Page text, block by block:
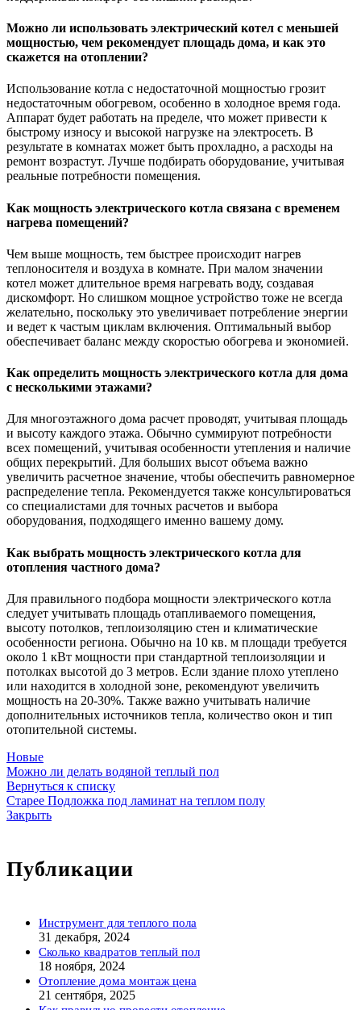
Можно ли использовать электрический котел с меньшей
мощностью, чем рекомендует площадь дома, и как это
скажется на отоплении?
Использование котла с недостаточной мощностью грозит
недостаточным обогревом, особенно в холодное время года.
Аппарат будет работать на пределе, что может привести к
быстрому износу и высокой нагрузке на электросеть. В
результате в комнатах может быть прохладно, а расходы на
ремонт возрастут. Лучше подбирать оборудование, учитывая
реальные потребности помещения.
Как мощность электрического котла связана с временем
нагрева помещений?
Чем выше мощность, тем быстрее происходит нагрев
теплоносителя и воздуха в комнате. При малом значении
котел может длительное время нагревать воду, создавая
дискомфорт. Но слишком мощное устройство тоже не всегда
желательно, поскольку это увеличивает потребление энергии
и ведет к частым циклам включения. Оптимальный выбор
обеспечивает баланс между скоростью обогрева и экономией.
Как определить мощность электрического котла для дома
с несколькими этажами?
Для многоэтажного дома расчет проводят, учитывая площадь
и высоту каждого этажа. Обычно суммируют потребности
всех помещений, учитывая особенности утепления и наличие
общих перекрытий. Для больших высот объема важно
увеличить расчетное значение, чтобы обеспечить равномерное
распределение тепла. Рекомендуется также консультироваться
со специалистами для точных расчетов и выбора
оборудования, подходящего именно вашему дому.
Как выбрать мощность электрического котла для
отопления частного дома?
Для правильного подбора мощности электрического котла
следует учитывать площадь отапливаемого помещения,
высоту потолков, теплоизоляцию стен и климатические
особенности региона. Обычно на 10 кв. м площади требуется
около 1 кВт мощности при стандартной теплоизоляции и
потолках высотой до 3 метров. Если здание плохо утеплено
или находится в холодной зоне, рекомендуют увеличить
мощность на 20-30%. Также важно учитывать наличие
дополнительных источников тепла, количество окон и тип
отопительной системы.
Новые
Можно ли делать водяной теплый пол
Вернуться к списку
Старее Подложка под ламинат на теплом полу
Закрыть
Публикации
Инструмент для теплого пола
31 декабря, 2024
Сколько квадратов теплый пол
18 ноября, 2024
Отопление дома монтаж цена
21 сентября, 2025